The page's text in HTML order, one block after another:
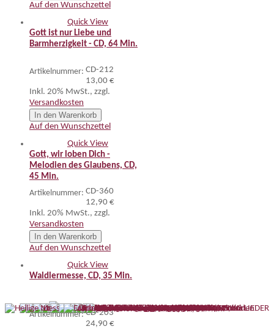
Auf den Wunschzettel
Quick View
Gott ist nur Liebe und
Barmherzigkeit - CD, 64 Min.
Artikelnummer: CD-212
13,00 €
Inkl. 20% MwSt., zzgl.
Versandkosten
In den Warenkorb
Auf den Wunschzettel
Quick View
Gott, wir loben Dich -
Melodien des Glaubens, CD,
45 Min.
Artikelnummer: CD-360
12,90 €
Inkl. 20% MwSt., zzgl.
Versandkosten
In den Warenkorb
Auf den Wunschzettel
Quick View
Waldlermesse, CD, 35 Min.
Artikelnummer: CD-203
24,90 €